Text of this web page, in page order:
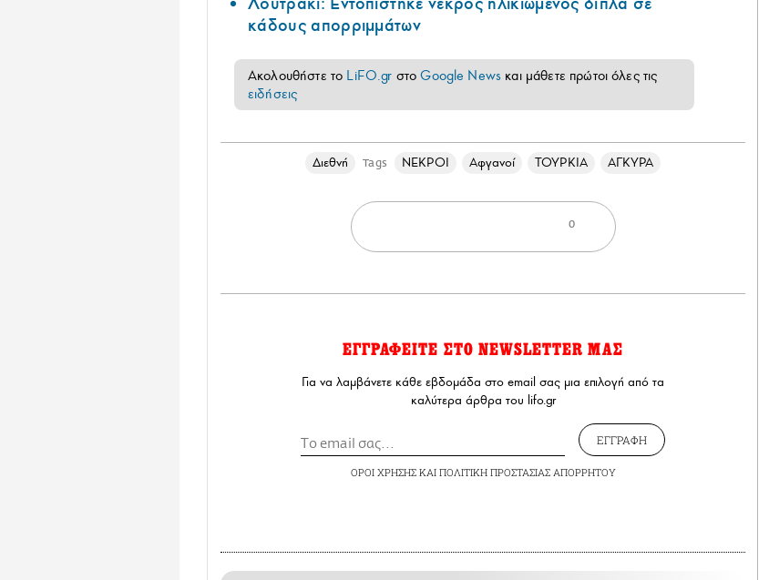
κάδους απορριμμάτων
Ακολουθήστε το LiFO.gr στοGoogle News και μάθετε πρώτοι όλες τις
ειδήσεις
Διεθνή Tags ΝΕΚΡΟΙ Αφγανοί ΤΟΥΡΚΙΑ ΑΓΚΥΡΑ
0
ΕΓΓΡΑΦΕΙΤΕ ΣΤΟ NEWSLETTER ΜΑΣ
Για να λαμβάνετε κάθε εβδομάδα στο email σας μια επιλογή από τα
καλύτερα άρθρα του lifo.gr
ΕΓΓΡΑΦΗ
ΟΡΟΙ ΧΡΗΣΗΣΚΑΙ ΠΟΛΙΤΙΚΗ ΠΡΟΣΤΑΣΙΑΣ ΑΠΟΡΡΗΤΟΥ